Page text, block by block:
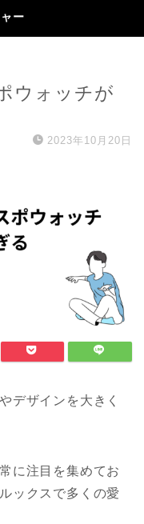
ー
ウォッチが
2023年10月20日
デザインを大きく
に注目を集めてお
ックスで多くの愛